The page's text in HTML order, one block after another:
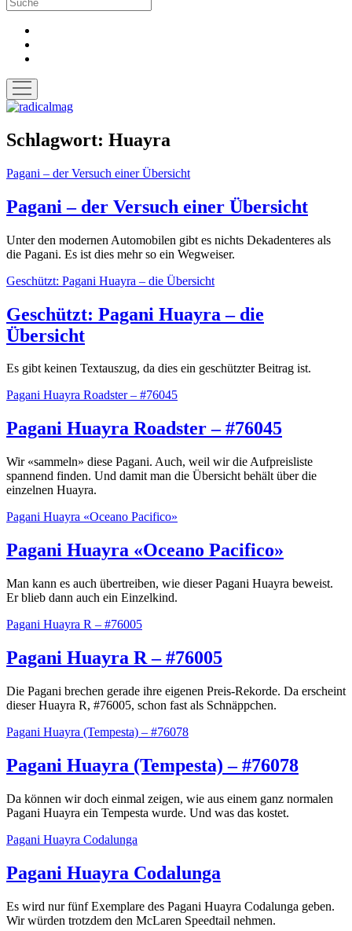
Menü
öffnen
radicalmag
Schlagwort: Huayra
Pagani – der Versuch einer Übersicht
Pagani – der Versuch einer Übersicht
Unter den modernen Automobilen gibt es nichts Dekadenteres als
die Pagani. Es ist dies mehr so ein Wegweiser.
Geschützt: Pagani Huayra – die Übersicht
Geschützt: Pagani Huayra – die
Übersicht
Es gibt keinen Textauszug, da dies ein geschützter Beitrag ist.
Pagani Huayra Roadster – #76045
Pagani Huayra Roadster – #76045
Wir «sammeln» diese Pagani. Auch, weil wir die Aufpreisliste
spannend finden. Und damit man die Übersicht behält über die
einzelnen Huayra.
Pagani Huayra «Oceano Pacifico»
Pagani Huayra «Oceano Pacifico»
Man kann es auch übertreiben, wie dieser Pagani Huayra beweist.
Er blieb dann auch ein Einzelkind.
Pagani Huayra R – #76005
Pagani Huayra R – #76005
Die Pagani brechen gerade ihre eigenen Preis-Rekorde. Da erscheint
dieser Huayra R, #76005, schon fast als Schnäppchen.
Pagani Huayra (Tempesta) – #76078
Pagani Huayra (Tempesta) – #76078
Da können wir doch einmal zeigen, wie aus einem ganz normalen
Pagani Huayra ein Tempesta wurde. Und was das kostet.
Pagani Huayra Codalunga
Pagani Huayra Codalunga
Es wird nur fünf Exemplare des Pagani Huayra Codalunga geben.
Wir würden trotzdem den McLaren Speedtail nehmen.